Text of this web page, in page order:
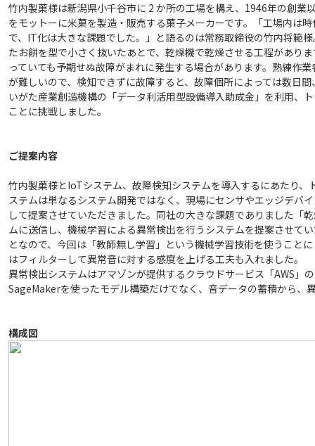
竹内製菓様は新潟県小千谷市に 2 か所の工場を構え、1946年の創
をモットーに米菓を製造・販売する菓子メーカーです。「工場内は
で、IT化は大きな課題でした。」と語るのは常務取締役の竹内将範
たお餅を型で小さく抜いたあとで、乾燥機で乾燥させる工程があり
っていても予期せぬ故障がまれに発生する場合があります。熟練作
が難しいので、検知できずに故障すると、故障個所によっては数日
いがた産業創造機構の「データ利活用型設備導入助成金」を利用、
ことに挑戦しました。
ご提案内容
竹内製菓様とIoTシステム、故障検知システムを導入するにあたり
ステムは単なるシステム開発ではなく、現場にセンサやエッジデバ
して提案させていただきました。同社の大きな課題でありました「
ムに送信し、機械学習による異常検出を行うシステムを提案させて
となので、今回は「教師無し学習」という機械学習技術を使うこと
はフィルターして異常音に対する感度を上げる工夫も入れました。
異常検出システムはアマゾンが提供するクラウドサービス「AWS
SageMakerを使ったモデル構築だけでなく、音データの蓄積から
構成図